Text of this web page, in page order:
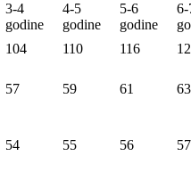
3-4
godine
4-5
godine
5-6
godine
6-
104 110 116
57 59 61 63
54 55 56 57